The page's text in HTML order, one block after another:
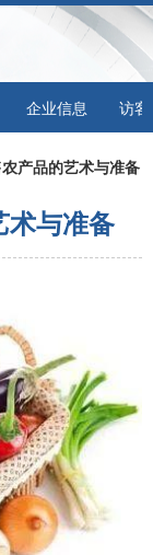
企业信息 访客
产品的艺术与准备
术与准备